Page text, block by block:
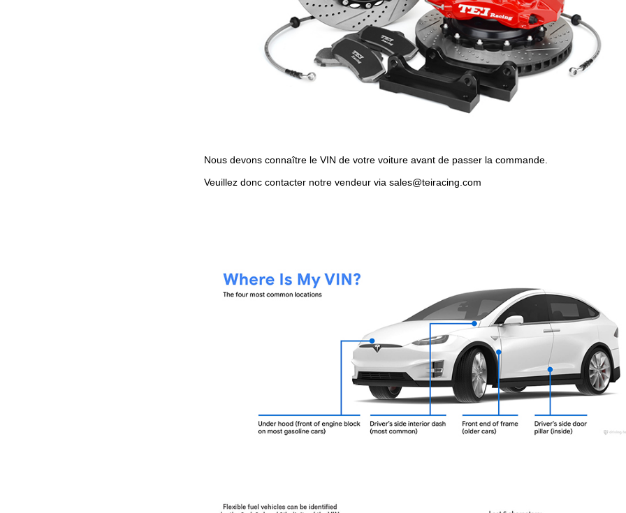
Nous devons connaître le VIN de votre voiture avant de passer la commande.
Veuillez donc contacter notre vendeur via sales@teiracing.com